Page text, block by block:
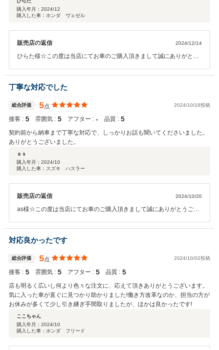
購入年月： 2024/12
購入した車：ホンダ ヴェゼル
販売店の返信 2024/12/14
ひらた様☆この度は当店にてお車のご購入頂きまして誠にありがとう
同、お客様ファーストに努めて参ります。お気軽に当店に遊びに来て
下さいませ☆本当にありがとうございました☆
丁寧な対応でした
総合評価 5点 2024/10/18投稿
接客 : 5 雰囲気 : 5 アフター : ‐ 品質 : 5
契約前から納車まで丁寧な対応で、しっかりお話も聞いてくださいました。
ありがとうございました。
ａｓ
購入年月： 2024/10
購入した車：スズキ ハスラー
販売店の返信 2024/10/20
as様☆この度は当店にてお車のご購入頂きまして誠にありがとうござ
お客様ファーストに努めて参ります。お気軽に当店に遊びに来て下さ
いませ☆本当にありがとうございました☆
対応良かったです
総合評価 5点 2024/10/02投稿
接客 : 5 雰囲気 : 5 アフター : 5 品質 : 5
店も明るく広いし何より色々な注文に、応えて頂きありがとうございます。
気に入った車が直ぐに見つかり助かりました!働き方改革なのか、担当の方が
お休みが多くて少し引き継ぎ手間取りましたが、ほかは良かったです!
ここちゃん
購入年月： 2024/10
購入した車：ホンダ フリード